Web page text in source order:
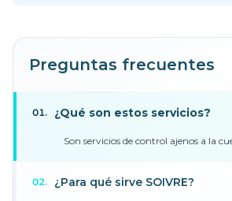
Preguntas frecuentes
01. ¿Qué son estos servicios?
Son servicios de control ajenos a la
02. ¿Para qué sirve SOIVRE?